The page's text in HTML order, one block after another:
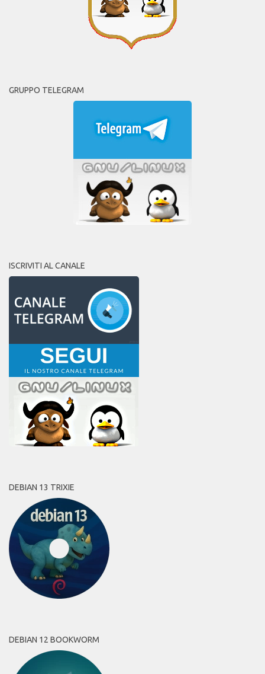
GRUPPO TELEGRAM
ISCRIVITI AL CANALE
DEBIAN 13 TRIXIE
DEBIAN 12 BOOKWORM